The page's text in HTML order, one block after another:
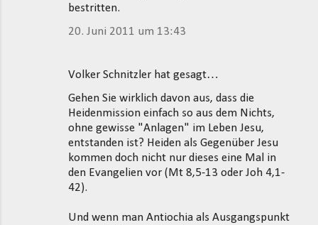
bestritten.
20. Juni 2011 um 13:43
Volker Schnitzler hat gesagt…
Gehen Sie wirklich davon aus, dass die
Heidenmission einfach so aus dem Nichts,
ohne gewisse "Anlagen" im Leben Jesu,
entstanden ist? Heiden als Gegenüber Jesu
kommen doch nicht nur dieses eine Mal in
den Evangelien vor (Mt 8,5-13 oder Joh 4,1-
42).
Und wenn man Antiochia als Ausgangspunkt